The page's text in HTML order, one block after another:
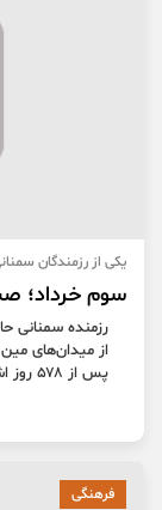
یکی از رزمندگان
سوم خرداد؛
رزمنده سمنانی
از میدان‌های
پس از ۵۷۸ روز اشغال انجامید.
فرهنگی